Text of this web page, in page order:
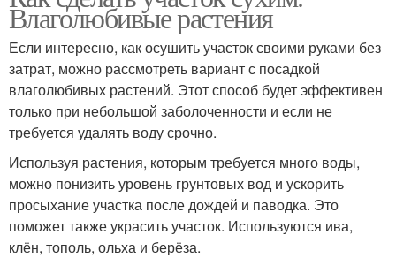
Влаголюбивые растения
Если интересно, как осушить участок своими руками без
затрат, можно рассмотреть вариант с посадкой
влаголюбивых растений. Этот способ будет эффективен
только при небольшой заболоченности и если не
требуется удалять воду срочно.
Используя растения, которым требуется много воды,
можно понизить уровень грунтовых вод и ускорить
просыхание участка после дождей и паводка. Это
поможет также украсить участок. Используются ива,
клён, тополь, ольха и берёза.